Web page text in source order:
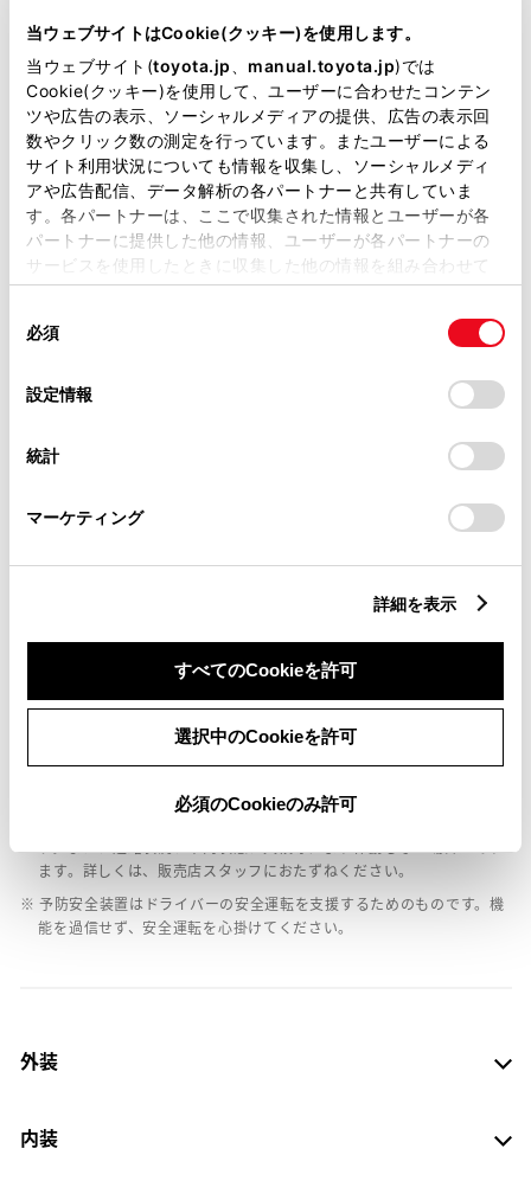
当ウェブサイトはCookie(クッキー)を使用します。
当ウェブサイト(toyota.jp manual.toyota.jp)では
Cookie(クッキー)を使用して、ユーザーに合わせたコンテン
ツや広告の表示、ソーシャルメディアの提供、広告の表示回
数やクリック数の測定を行っています。またユーザーによる
サイト利用状況についても情報を収集し、ソーシャルメディ
アや広告配信、データ解析の各パートナーと共有していま
す。各パートナーは、ここで収集された情報とユーザーが各
パートナーに提供した他の情報、ユーザーが各パートナーの
サービスを使用したときに収集した他の情報を組み合わせて
使用することがあります。当ウェブサイトの使用を続行する
デバイスにすべてのCookie(クッキー)が保存されることに同
意したことになります。Cookie(クッキー)のオプトアウト、
設定の変更、同意を撤回したりするにあたっては、当社の
「Cookie（クッキー）情報の取り扱いについて
」をご覧くだ
必須
設定情報
統計
マーケティング
詳細を表示
すべてのCookieを許可
選択中のCookieを許可
必須のCookieのみ許可
先進ライト
ブラインドスポットモニター（後側方検知）
ドライブレコーダー
※ 記録媒体(SDカード等)は別途ご購入いただく場合がございます
ペダル踏み間違い急発進抑制装置
パノラミックビューモニター（全周囲カメラ）
※ グレードによって予防安全装置の設定が異なる場合があります。
※ グレードや予防安全装置の設定によって同じ車種でも安全運転サポー
ます。詳しくは、販売店スタッフにおたずねください。
※ 予防安全装置はドライバーの安全運転を支援するためのものです。機
能を過信せず、安全運転を心掛けてください。
外装
内装